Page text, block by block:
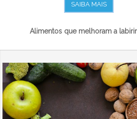
SAIBA MAIS
Alimentos que melhoram a